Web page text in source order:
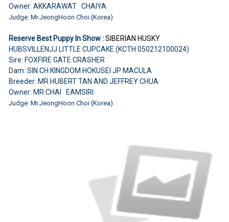
Owner: AKKARAWAT CHAIYA
Judge: Mr.JeongHoon Choi (Korea)
Reserve Best Puppy In Show :SIBERIAN HUSKY
HUBSVILLENJJ LITTLE CUPCAKE (KCTH 050212100024)
Sire: FOXFIRE GATE CRASHER
Dam: SIN.CH.KINGDOM HOKUSEI JP MACULA
Breeder: MR.HUBERT TAN AND JEFFREY CHUA
Owner: MR.CHAI EAMSIRI
Judge: Mr.JeongHoon Choi (Korea)